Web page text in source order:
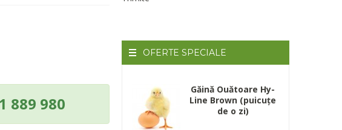
889 980
OFERTE SPECIALE
Găină Ouătoare Hy-
Line Brown (puicuțe
de o zi)